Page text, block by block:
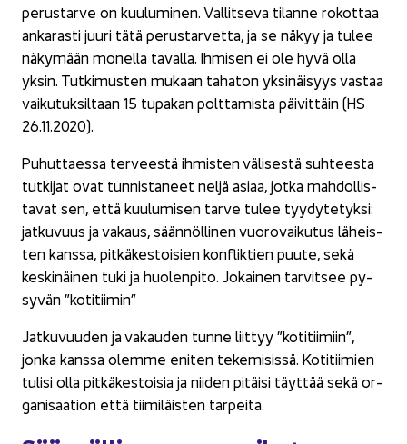
pe­rus­tar­ve on kuu­lu­mi­nen. Val­lit­se­va ti­lan­ne ro­kot­taa
an­ka­ras­ti juuri tätä pe­rus­tar­vet­ta, ja se näkyy ja tulee
nä­ky­mään mo­nel­la ta­val­la. Ih­mi­sen ei ole hyvä olla
yksin. Tut­ki­mus­ten mu­kaan ta­ha­ton yk­si­näi­syys vas­taa
vai­ku­tuk­sil­taan 15 tu­pa­kan polt­ta­mis­ta päi­vit­täin (HS
26.11.2020).
Pu­hut­taes­sa ter­vees­tä ih­mis­ten vä­li­ses­tä suh­tees­ta
tut­ki­jat ovat tun­nis­ta­neet neljä asiaa, jotka mah­dol­lis­
ta­vat sen, että kuu­lu­mi­sen tarve tulee tyy­dy­te­tyk­si:
jat­ku­vuus ja va­kaus, sään­nöl­li­nen vuo­ro­vai­ku­tus lä­heis­
ten kans­sa, pit­kä­kes­toi­sien konflik­tien puute, sekä
kes­ki­näi­nen tuki ja huo­len­pi­to. Jo­kai­nen tar­vit­see py­
sy­vän ”ko­ti­tii­min”
Jat­ku­vuu­den ja va­kau­den tunne liit­tyy ”ko­ti­tii­miin”,
jonka kans­sa olem­me eni­ten te­ke­mi­sis­sä. Ko­ti­tii­mien
tu­li­si olla pit­kä­kes­toi­sia ja nii­den pi­täi­si täyt­tää sekä or­
ga­ni­saa­tion että tii­mi­läis­ten tar­pei­ta.